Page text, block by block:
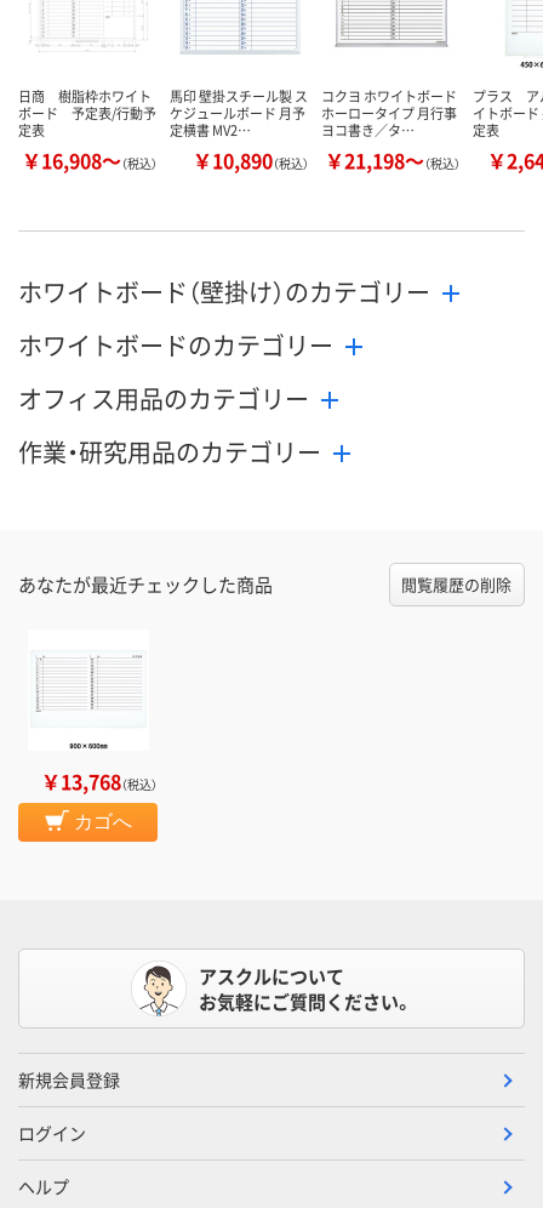
日商 樹脂枠ホワイト
ボード 予定表/行動予
定表
￥16,908～（税込）
馬印 壁掛スチール製 ス
ケジュールボード 月予
定横書 MV2…
￥10,890（税込）
コクヨ ホワイトボード
ホーロータイプ 月行事
ヨコ書き／タ…
￥21,198～（税込）
プラス ア
イトボー
定表
￥
ホワイトボード（壁掛け）のカテゴリー
ホワイトボードのカテゴリー
オフィス用品のカテゴリー
作業・研究用品のカテゴリー
あなたが最近チェックした商品 閲覧履歴の削除
￥13,768（税込）
カゴへ
アスクルについて
お気軽にご質問ください。
新規会員登録
ログイン
ヘルプ